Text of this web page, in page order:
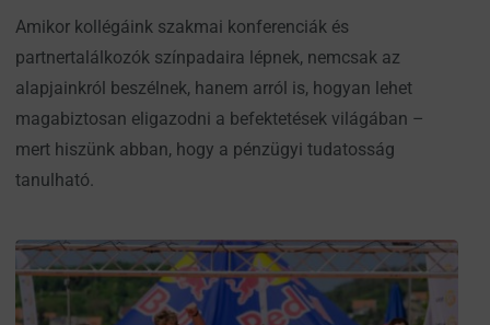
Amikor kollégáink szakmai konferenciák és
partnertalálkozók színpadaira lépnek, nemcsak az
alapjainkról beszélnek, hanem arról is, hogyan lehet
magabiztosan eligazodni a befektetések világában –
mert hiszünk abban, hogy a pénzügyi tudatosság
tanulható.